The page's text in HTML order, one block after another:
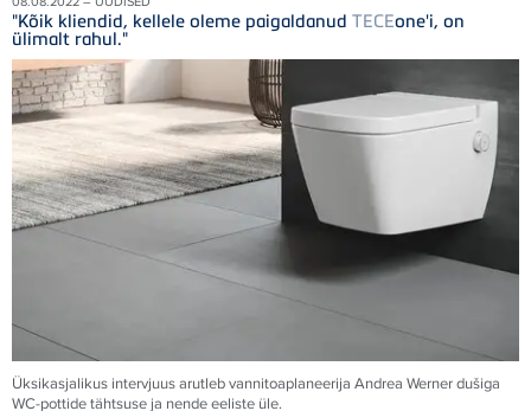
"Kõik kliendid, kellele oleme paigaldanud TECEone'i, on
ülimalt rahul."
Üksikasjalikus intervjuus arutleb vannitoaplaneerija Andrea Werner dušiga
WC-pottide tähtsuse ja nende eeliste üle.